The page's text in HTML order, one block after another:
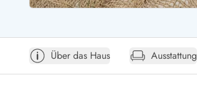
Öffnungszeiten
Anreise
Über das Haus Ausstattung